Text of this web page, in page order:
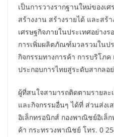
เป็นการวางรากฐานใหม่ของเ
สร้างงาน สร้างรายได้ และสร้
เศรษฐกิจภายในประเทศอย่าง
การเพิ่มผลิตภัณฑ์มวลรวมในปร
กิจกรรมทางการค้า การบริโภ
ประกอบการไทยสู่ระดับสากลอ
ผู้ที่สนใจสามารถติดตามรายละ
และกิจกรรมอื่นๆ ได้ที่ ส่วนส่ง
อิเล็กทรอนิกส์ กองพาณิชย์อิเล็
ค้า กระทรวงพาณิชย์ โทร. 0